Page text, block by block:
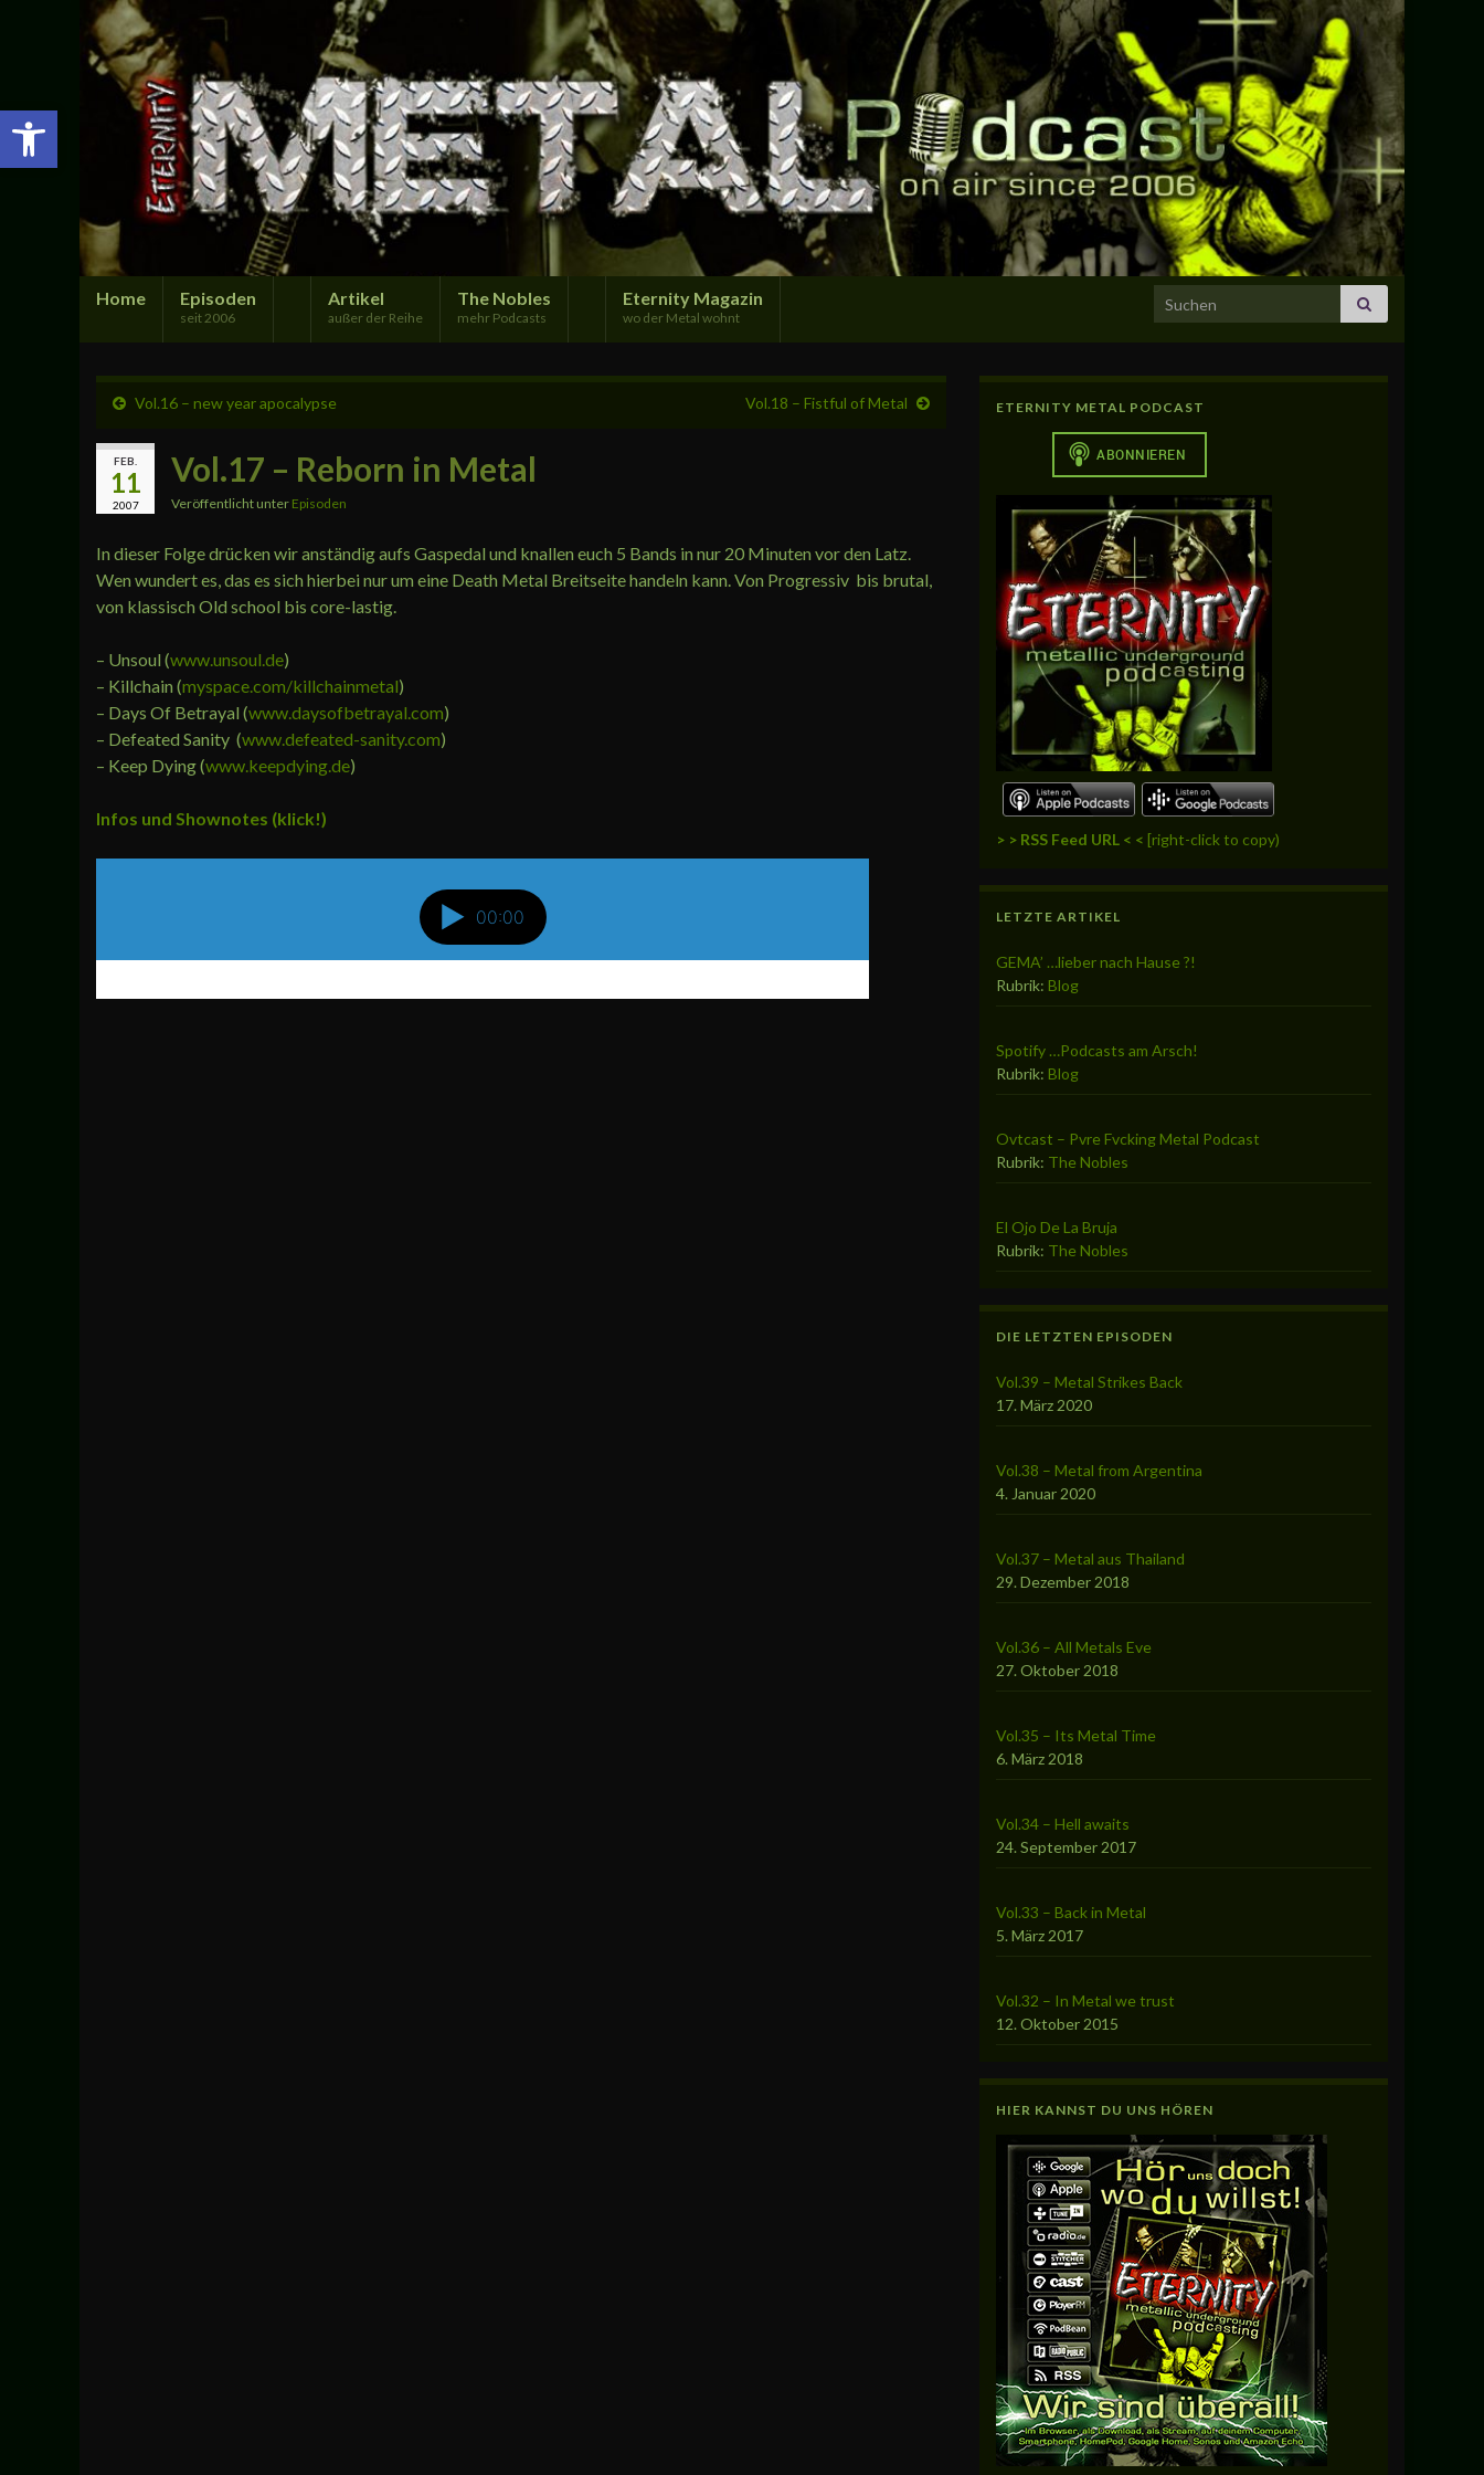
Open toolbar
Home Episoden
seit 2006
Artikel
außer der Reihe
The Nobles
mehr Podcasts
Eternity Magazin
wo der Metal wohnt
Search for:
Vol.16 – new year apocalypse Vol.18 – Fistful of Metal
FEB.
11
2007
Vol.17 – Reborn in Metal
Veröffentlicht unter Episoden
In dieser Folge drücken wir anständig aufs Gaspedal und knallen euch 5 Bands in nur 20 Minuten vor den Latz.
Wen wundert es, das es sich hierbei nur um eine Death Metal Breitseite handeln kann. Von Progressiv bis brutal,
von klassisch Old school bis core-lastig.
– Unsoul (www.unsoul.de)
– Killchain (myspace.com/killchainmetal)
– Days Of Betrayal (www.daysofbetrayal.com)
– Defeated Sanity (www.defeated-sanity.com)
– Keep Dying (www.keepdying.de)
Infos und Shownotes (klick!)
ETERNITY METAL PODCAST
> > RSS Feed URL < < [right-click to copy)
LETZTE ARTIKEL
GEMA’ …lieber nach Hause ?!
Rubrik: Blog
Spotify …Podcasts am Arsch!
Rubrik: Blog
Ovtcast – Pvre Fvcking Metal Podcast
Rubrik: The Nobles
El Ojo De La Bruja
Rubrik: The Nobles
DIE LETZTEN EPISODEN
Vol.39 – Metal Strikes Back
17. März 2020
Vol.38 – Metal from Argentina
4. Januar 2020
Vol.37 – Metal aus Thailand
29. Dezember 2018
Vol.36 – All Metals Eve
27. Oktober 2018
Vol.35 – Its Metal Time
6. März 2018
Vol.34 – Hell awaits
24. September 2017
Vol.33 – Back in Metal
5. März 2017
Vol.32 – In Metal we trust
12. Oktober 2015
HIER KANNST DU UNS HÖREN